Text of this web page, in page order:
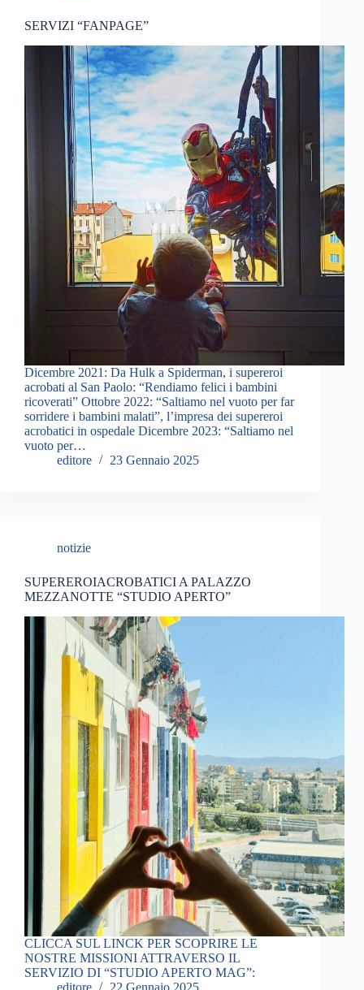
SERVIZI “FANPAGE”
Dicembre 2021: Da Hulk a Spiderman, i supereroi
acrobati al San Paolo: “Rendiamo felici i bambini
ricoverati” Ottobre 2022: “Saltiamo nel vuoto per far
sorridere i bambini malati”, l’impresa dei supereroi
acrobatici in ospedale Dicembre 2023: “Saltiamo nel
vuoto per…
editore
23 Gennaio 2025
notizie
SUPEREROIACROBATICI A PALAZZO
MEZZANOTTE “STUDIO APERTO”
CLICCA SUL LINCK PER SCOPRIRE LE
NOSTRE MISSIONI ATTRAVERSO IL
SERVIZIO DI “STUDIO APERTO MAG”: